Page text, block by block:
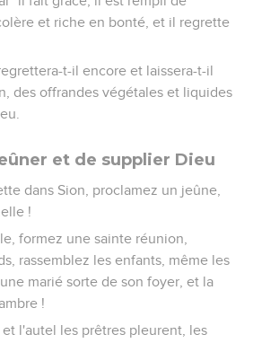
et riche en bonté, et il regrette
t-il encore et laissera-t-il
des offrandes végétales et liquides
et de supplier Dieu
dans Sion, proclamez un jeûne,
!
formez une sainte réunion,
rassemblez les enfants, même les
marié sorte de son foyer, et la
!
l'autel les prêtres pleurent, les